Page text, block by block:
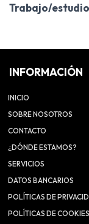
Trabajo/
INFORMACIÓN
INICIO
SOBRE NOSOTROS
CONTACTO
¿DÓNDE ESTAMOS?
SERVICIOS
DATOS BANCARIOS
POLÍTICAS DE
POLÍTICAS DE COOKIES